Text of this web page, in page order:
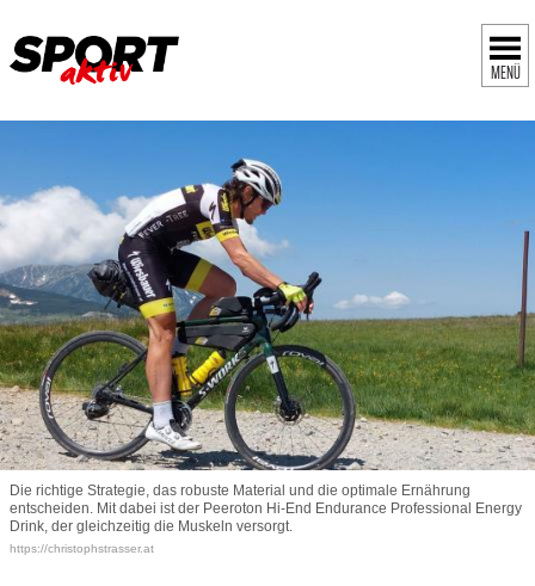
MENÜ
Die richtige Strategie, das robuste Material und die optimale Ernährung
entscheiden. Mit dabei ist der Peeroton Hi-End Endurance Professional Energy
Drink, der gleichzeitig die Muskeln versorgt.
https://christophstrasser.at